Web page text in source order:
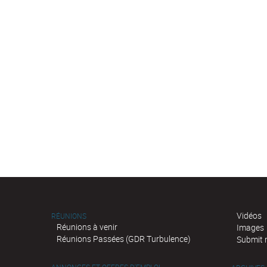
RÉUNIONS
Réunions à venir
Réunions Passées (GDR Turbulence)
Vidéos
Images
Submit